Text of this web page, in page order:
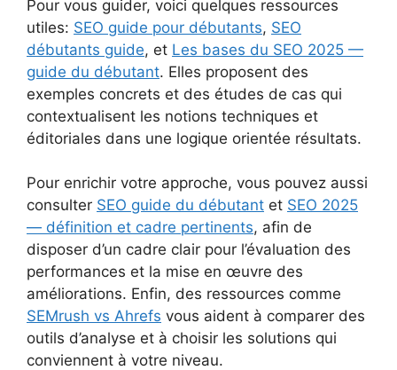
Pour vous guider, voici quelques ressources
utiles: SEO guide pour débutants, SEO
débutants guide, et Les bases du SEO 2025 —
guide du débutant. Elles proposent des
exemples concrets et des études de cas qui
contextualisent les notions techniques et
éditoriales dans une logique orientée résultats.
Pour enrichir votre approche, vous pouvez aussi
consulter SEO guide du débutant et SEO 2025
— définition et cadre pertinents, afin de
disposer d’un cadre clair pour l’évaluation des
performances et la mise en œuvre des
améliorations. Enfin, des ressources comme
SEMrush vs Ahrefs vous aident à comparer des
outils d’analyse et à choisir les solutions qui
conviennent à votre niveau.